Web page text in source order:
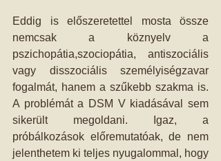
Eddig is előszeretettel mosta össze
nemcsak a köznyelv a
pszichopátia,szociopátia, antiszociális
vagy disszociális személyiségzavar
fogalmát, hanem a szűkebb szakma is.
A problémát a DSM V kiadásával sem
sikerült megoldani. Igaz, a
próbálkozások előremutatóak, de nem
jelenthetem ki teljes nyugalommal, hogy